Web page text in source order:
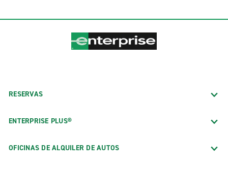
RESERVAS
ENTERPRISE PLUS®
OFICINAS DE ALQUILER DE AUTOS